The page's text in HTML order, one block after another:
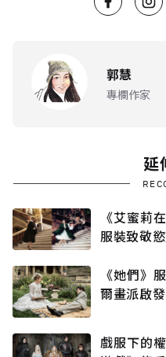
郭慧
專欄作家
延
《艾蜜莉
服裝致敬
《她們》
爾畫派啟
戲服下的